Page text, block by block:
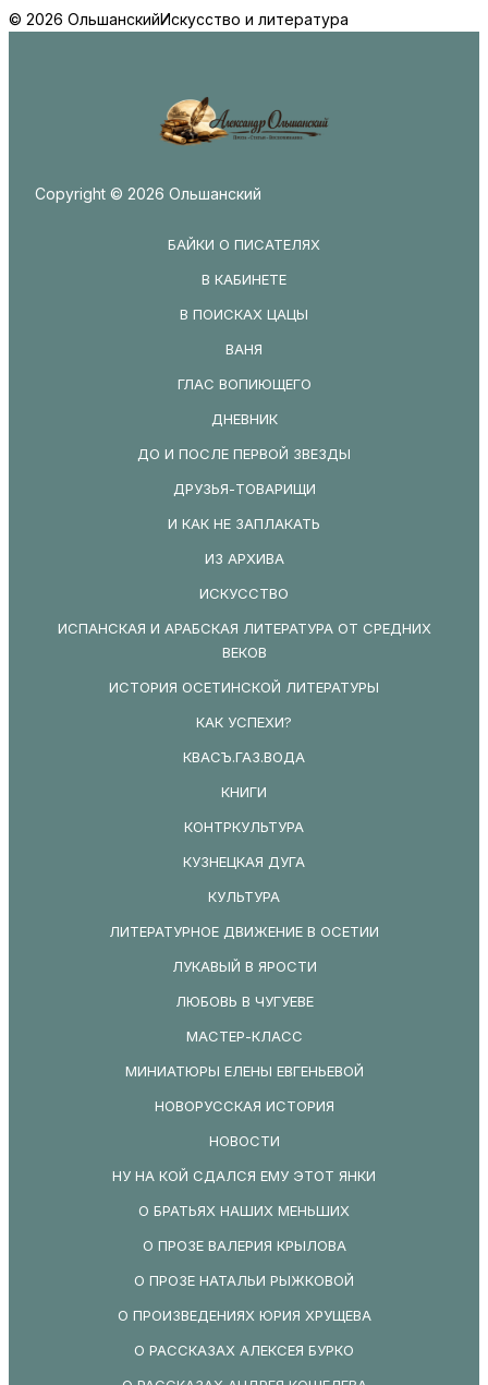
© 2026 ОльшанскийИскусство и литература
Copyright © 2026 Ольшанский
БАЙКИ О ПИСАТЕЛЯХ
В КАБИНЕТЕ
В ПОИСКАХ ЦАЦЫ
ВАНЯ
ГЛАС ВОПИЮЩЕГО
ДНЕВНИК
ДО И ПОСЛЕ ПЕРВОЙ ЗВЕЗДЫ
ДРУЗЬЯ-ТОВАРИЩИ
И КАК НЕ ЗАПЛАКАТЬ
ИЗ АРХИВА
ИСКУССТВО
ИСПАНСКАЯ И АРАБСКАЯ ЛИТЕРАТУРА ОТ СРЕДНИХ
ВЕКОВ
ИСТОРИЯ ОСЕТИНСКОЙ ЛИТЕРАТУРЫ
КАК УСПЕХИ?
КВАСЪ.ГАЗ.ВОДА
КНИГИ
КОНТРКУЛЬТУРА
КУЗНЕЦКАЯ ДУГА
КУЛЬТУРА
ЛИТЕРАТУРНОЕ ДВИЖЕНИЕ В ОСЕТИИ
ЛУКАВЫЙ В ЯРОСТИ
ЛЮБОВЬ В ЧУГУЕВЕ
МАСТЕР-КЛАСС
МИНИАТЮРЫ ЕЛЕНЫ ЕВГЕНЬЕВОЙ
НОВОРУССКАЯ ИСТОРИЯ
НОВОСТИ
НУ НА КОЙ СДАЛСЯ ЕМУ ЭТОТ ЯНКИ
О БРАТЬЯХ НАШИХ МЕНЬШИХ
О ПРОЗЕ ВАЛЕРИЯ КРЫЛОВА
О ПРОЗЕ НАТАЛЬИ РЫЖКОВОЙ
О ПРОИЗВЕДЕНИЯХ ЮРИЯ ХРУЩЕВА
О РАССКАЗАХ АЛЕКСЕЯ БУРКО